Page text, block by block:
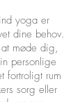
yoga er
dine behov.
møde dig,
personlige
fortroligt rum
sorg eller